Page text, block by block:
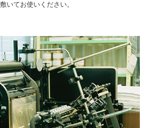
いてお使いください。